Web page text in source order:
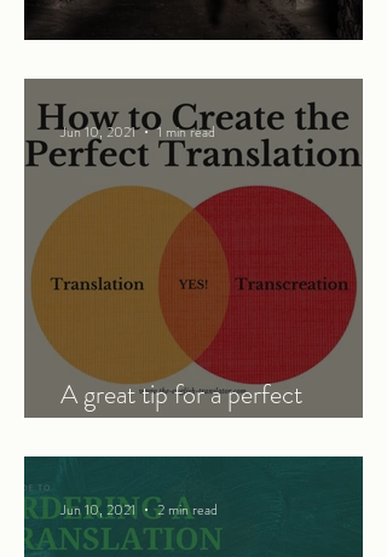
A great tip for a perfect
Jun 10, 2021 1 min read
Jun 10, 2021 2 min read